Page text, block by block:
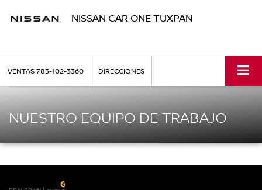
NISSAN CAR ONE TUXPAN
VENTAS783-102-3360 DIRECCIONES
NUESTRO EQUIPO DE TRABAJO